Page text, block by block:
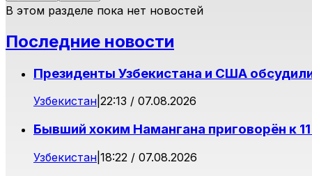
В этом разделе пока нет новостей
Последние новости
Президенты Узбекистана и США
Узбекистан 22:13 / 07.08.2026
Бывший хоким Намангана приговорён к
Узбекистан 18:22 / 07.08.2026